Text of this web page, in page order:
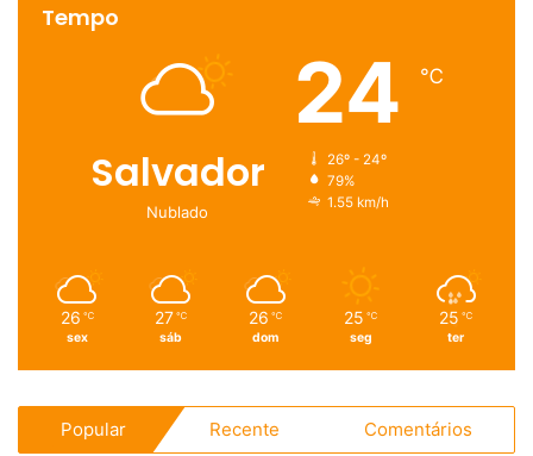
Tempo
Salvador
Nublado
24 ℃
26º - 24º
79%
1.55 km/h
26 ℃
sex
27 ℃
sáb
26 ℃
dom
25 ℃
seg
25 ℃
ter
Popular Recente Comentários